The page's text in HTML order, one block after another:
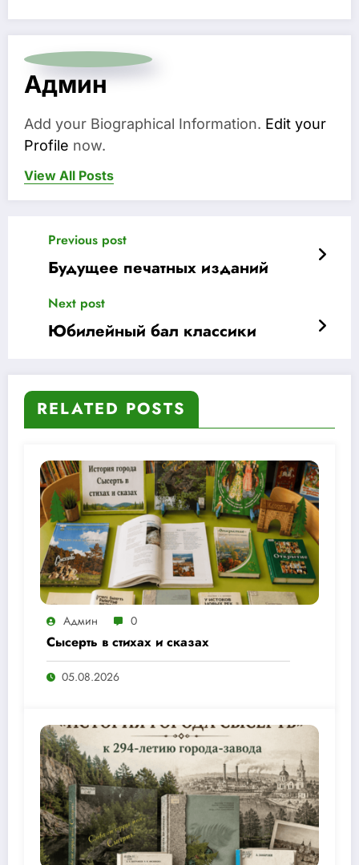
Админ
Add your Biographical Information. Edit your
Profile now.
View All Posts
Previous post
Будущее печатных изданий
Next post
Юбилейный бал классики
RELATED POSTS
Админ 0
Сысерть в стихах и сказах
05.08.2026